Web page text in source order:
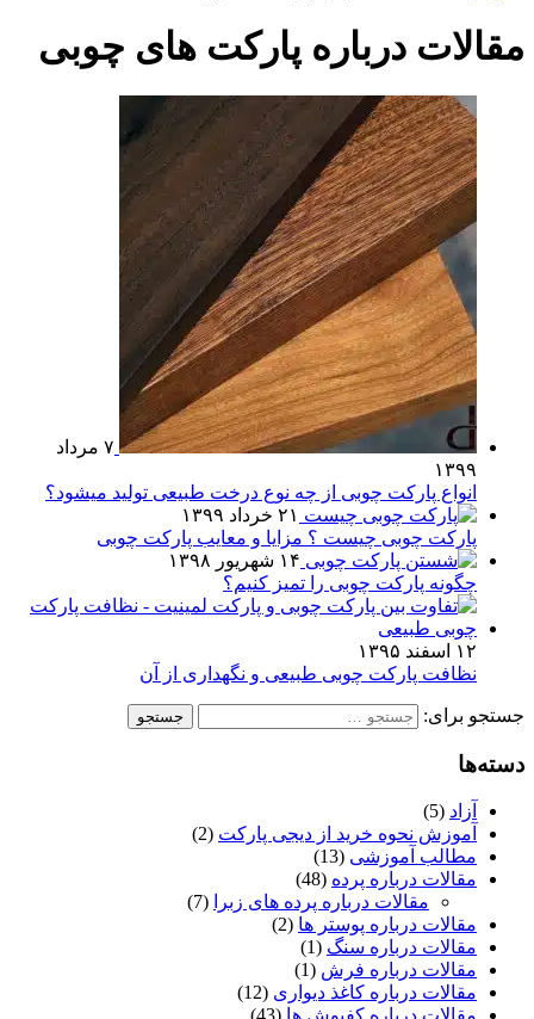
درباره پارکت های چوبی
۷ مرداد
۱۳۹۹
انواع پارکت چوبی از چه نوع درخت طبیعی تولید میشود؟
۲۱ خرداد ۱۳۹۹
پارکت چوبی چیست ؟ مزایا و معایب پارکت چوبی
۱۴ شهریور ۱۳۹۸
چگونه پارکت چوبی را تمیز کنیم؟
۱۲ اسفند ۱۳۹۵
نظافت پارکت چوبی طبیعی و نگهداری از آن
برای:
آزاد (5)
آموزش نحوه خرید از دیجی پارکت(2)
مطالب آموزشی(13)
مقالات درباره پرده(48)
مقالات درباره پرده های زبرا(7)
مقالات درباره پوستر ها(2)
مقالات درباره سنگ(1)
مقالات درباره فرش(1)
مقالات درباره کاغذ دیواری(12)